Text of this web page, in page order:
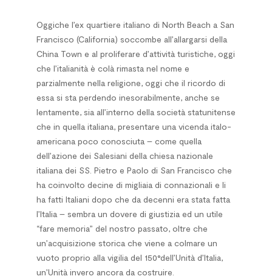
Oggiche l’ex quartiere italiano di North Beach a San
Francisco (California) soccombe all’allargarsi della
China Town e al proliferare d’attività turistiche, oggi
che l’italianità è colà rimasta nel nome e
parzialmente nella religione, oggi che il ricordo di
essa si sta perdendo inesorabilmente, anche se
lentamente, sia all’interno della società statunitense
che in quella italiana, presentare una vicenda italo-
americana poco conosciuta – come quella
dell’azione dei Salesiani della chiesa nazionale
italiana dei SS. Pietro e Paolo di San Francisco che
ha coinvolto decine di migliaia di connazionali e li
ha fatti Italiani dopo che da decenni era stata fatta
l’Italia – sembra un dovere di giustizia ed un utile
“fare memoria” del nostro passato, oltre che
un’acquisizione storica che viene a colmare un
vuoto proprio alla vigilia del 150°dell’Unità d’Italia,
un’Unità invero ancora da costruire.